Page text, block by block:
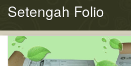
Setengah Folio